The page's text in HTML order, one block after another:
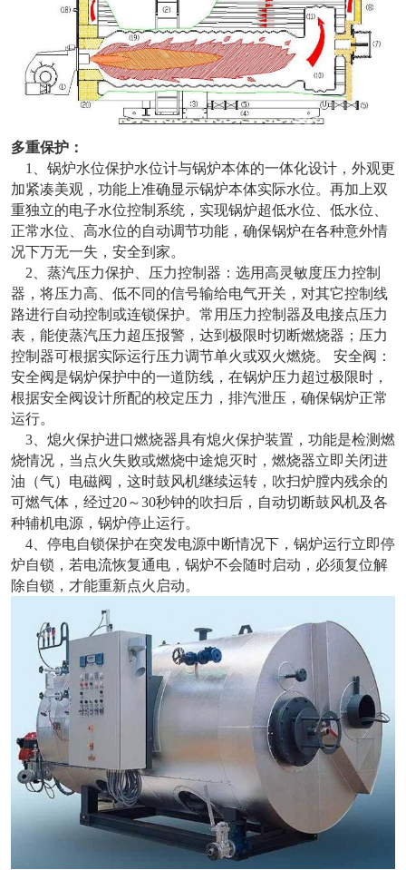
多重保护：
1、锅炉水位保护水位计与锅炉本体的一体化设计，外观更
加紧凑美观，功能上准确显示锅炉本体实际水位。再加上双
重独立的电子水位控制系统，实现锅炉超低水位、低水位、
正常水位、高水位的自动调节功能，确保锅炉在各种意外情
况下万无一失，安全到家。
2、蒸汽压力保护、压力控制器：选用高灵敏度压力控制
器，将压力高、低不同的信号输给电气开关，对其它控制线
路进行自动控制或连锁保护。常用压力控制器及电接点压力
表，能使蒸汽压力超压报警，达到极限时切断燃烧器；压力
控制器可根据实际运行压力调节单火或双火燃烧。 安全阀：
安全阀是锅炉保护中的一道防线，在锅炉压力超过极限时，
根据安全阀设计所配的校定压力，排汽泄压，确保锅炉正常
运行。
3、熄火保护进口燃烧器具有熄火保护装置，功能是检测燃
烧情况，当点火失败或燃烧中途熄灭时，燃烧器立即关闭进
油（气）电磁阀，这时鼓风机继续运转，吹扫炉膛内残余的
可燃气体，经过20～30秒钟的吹扫后，自动切断鼓风机及各
种辅机电源，锅炉停止运行。
4、停电自锁保护在突发电源中断情况下，锅炉运行立即停
炉自锁，若电流恢复通电，锅炉不会随时启动，必须复位解
除自锁，才能重新点火启动。